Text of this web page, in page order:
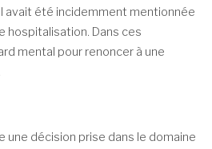
avait été incidemment mentionnée
hospitalisation. Dans ces
mental pour renoncer à une
une décision prise dans le domaine